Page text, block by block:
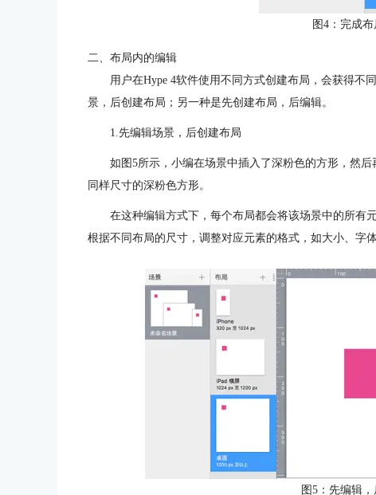
图4：完成
二、布局内的编辑
用户在Hype 4软件使用不同方式创建布局，会获得不
景，后创建布局；另一种是先创建布局，后编辑。
1.先编辑场景，后创建布局
如图5所示，小编在场景中插入了深粉色的方形，然
同样尺寸的深粉色方形。
在这种编辑方式下，每个布局都会将该场景中的所有
根据不同布局的尺寸，调整对应元素的格式，如大小、字体
图5：先编辑